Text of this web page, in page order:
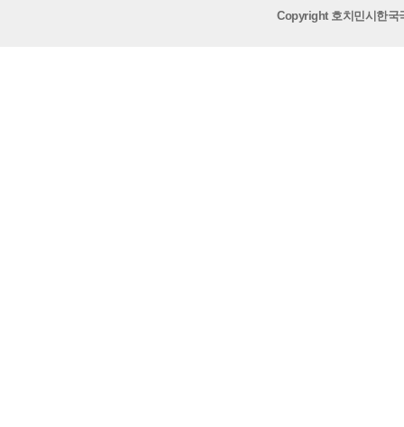
Copyright 호치민시한국